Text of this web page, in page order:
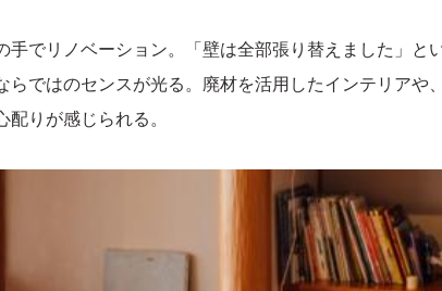
でリノベーション。「壁は全部張り替えました」と
ではのセンスが光る。廃材を活用したインテリアや、
りが感じられる。